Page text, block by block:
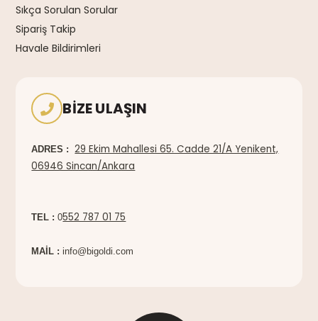
Sıkça Sorulan Sorular
Sipariş Takip
Havale Bildirimleri
BIZE ULAŞIN
ADRES :
29 Ekim Mahallesi 65. Cadde 21/A Yenikent,
06946 Sincan/Ankara
TEL : 0552 787 01 75
MAİL :info@bigoldi.com